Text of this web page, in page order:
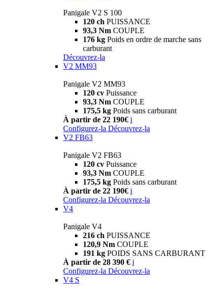
Panigale V2 S 100
120 ch PUISSANCE
93,3 Nm COUPLE
176 kg Poids en ordre de marche sans
carburant
Découvrez-la
V2 MM93
Panigale V2 MM93
120 cv Puissance
93,3 Nm COUPLE
175,5 kg Poids sans carburant
À partir de 22 190€ i
Configurez-la Découvrez-la
V2 FB63
Panigale V2 FB63
120 cv Puissance
93,3 Nm COUPLE
175,5 kg Poids sans carburant
À partir de 22 190€ i
Configurez-la Découvrez-la
V4
Panigale V4
216 ch PUISSANCE
120,9 Nm COUPLE
191 kg POIDS SANS CARBURANT
À partir de 28 390 € i
Configurez-la Découvrez-la
V4 S